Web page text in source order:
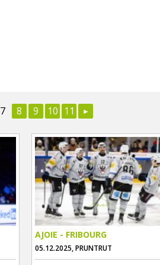
7 8 9 10 11
AJOIE - FRIBOURG
05.12.2025, PRUNTRUT